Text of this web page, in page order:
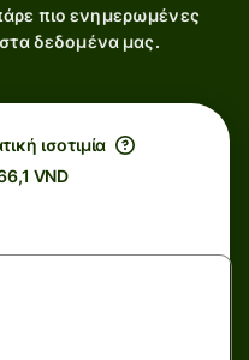
πιο ενημερωμένες
δεδομένα μας.
ισοτιμία
VND